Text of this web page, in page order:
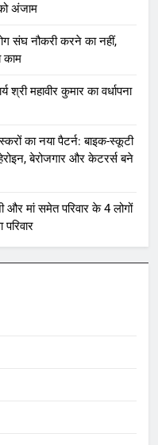
अंजाम
संघ नौकरी करने का नहीं,
काम
महावीर कुमार का वर्धापना
का नया पैटर्न: बाइक-स्कूटी
बेरोजगार और केटरर्स बने
और मां समेत परिवार के 4 लोगों
परिवार